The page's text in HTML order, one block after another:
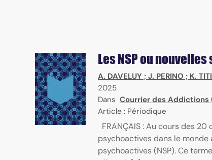
Les NSP ou
A. DAVELUY ; J. PERINO ; K.
2025
Dans Courrier des Addictions
Article : Périodique
FRANÇAIS : Au cours des
psychoactives dans le monde
psychoactives (NSP). Ce